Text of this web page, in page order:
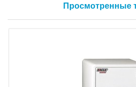
Просмотренные